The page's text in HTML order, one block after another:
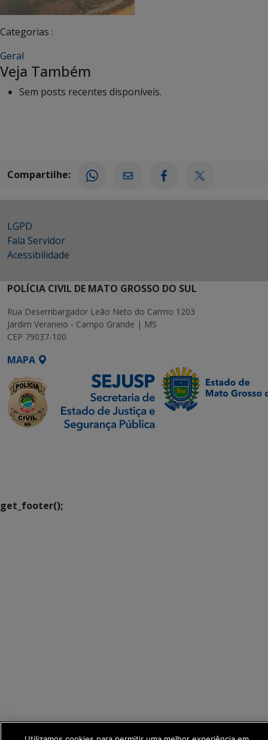
Categorias :
Geral
Veja Também
Sem posts recentes disponíveis.
Compartilhe:
LGPD
Fala Servidor
Acessibilidade
POLÍCIA CIVIL DE MATO GROSSO DO SUL
Rua Desembargador Leão Neto do Carmo 1203
Jardim Veraneio - Campo Grande | MS
CEP 79037-100
MAPA
get_footer();